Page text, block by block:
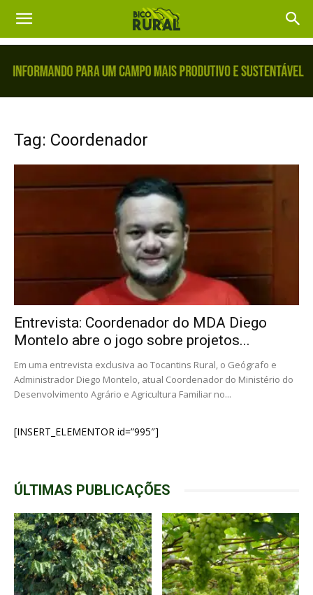
Tag: Coordenador
Entrevista: Coordenador do MDA Diego
Montelo abre o jogo sobre projetos...
Em uma entrevista exclusiva ao Tocantins Rural, o Geógrafo e
Administrador Diego Montelo, atual Coordenador do Ministério do
Desenvolvimento Agrário e Agricultura Familiar no...
[INSERT_ELEMENTOR id=”995″]
ÚLTIMAS PUBLICAÇÕES